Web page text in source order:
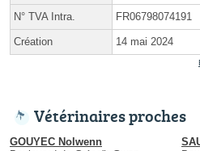
N° TVA Intra. FR06798074191
Création 14 mai 2024
Vétérinaires proches
GOUYEC Nolwenn